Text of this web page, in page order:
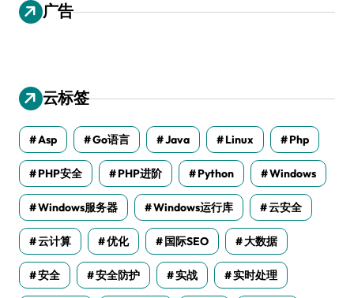
广告
云标签
Asp Go语言 Java Linux Php
PHP安全 PHP进阶 Python Windows
Windows服务器 Windows运行库 云安全
云计算 优化 国际SEO 大数据
安全 安全防护 实战 实时处理